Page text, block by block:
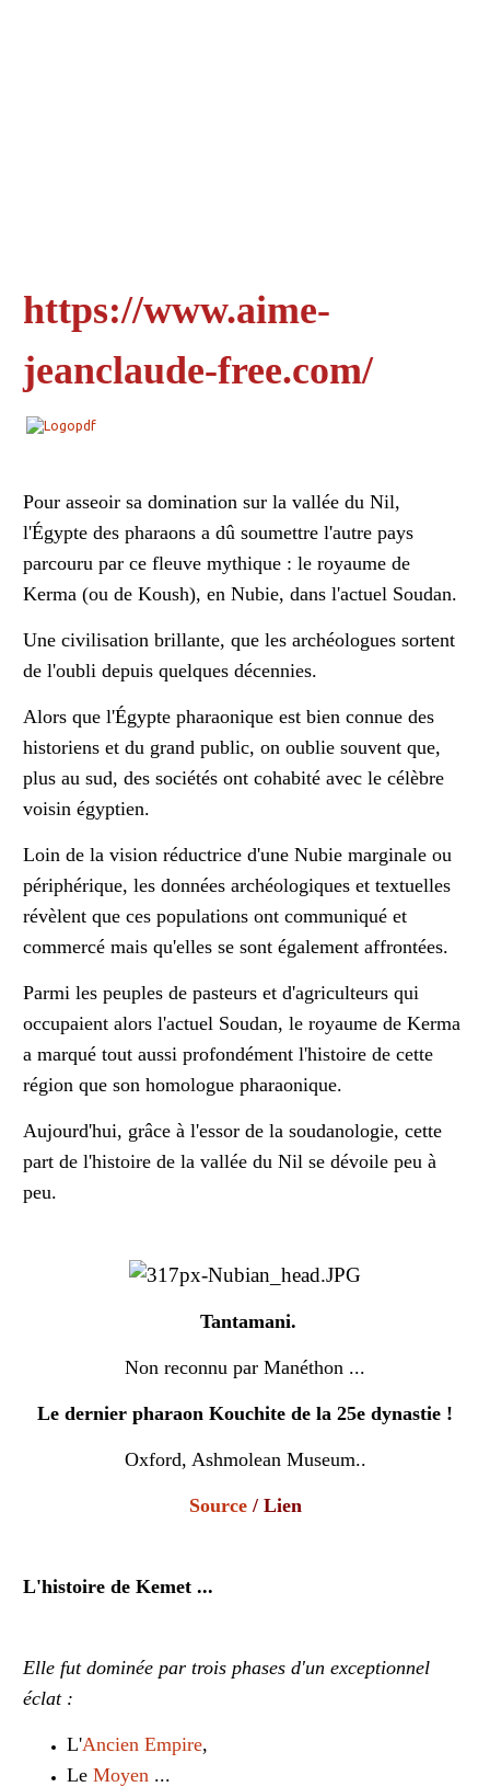
https://www.aime-
jeanclaude-free.com/
Pour asseoir sa domination sur la vallée du Nil,
l'Égypte des pharaons a dû soumettre l'autre pays
parcouru par ce fleuve mythique : le royaume de
Kerma (ou de Koush), en Nubie, dans l'actuel Soudan.
Une civilisation brillante, que les archéologues sortent
de l'oubli depuis quelques décennies.
Alors que l'Égypte pharaonique est bien connue des
historiens et du grand public, on oublie souvent que,
plus au sud, des sociétés ont cohabité avec le célèbre
voisin égyptien.
Loin de la vision réductrice d'une Nubie marginale ou
périphérique, les données archéologiques et textuelles
révèlent que ces populations ont communiqué et
commercé mais qu'elles se sont également affrontées.
Parmi les peuples de pasteurs et d'agriculteurs qui
occupaient alors l'actuel Soudan, le royaume de Kerma
a marqué tout aussi profondément l'histoire de cette
région que son homologue pharaonique.
Aujourd'hui, grâce à l'essor de la soudanologie, cette
part de l'histoire de la vallée du Nil se dévoile peu à
peu.
Tantamani.
Non reconnu par Manéthon ...
Le dernier pharaon Kouchite de la 25e dynastie !
Oxford, Ashmolean Museum..
Source/ Lien
L'histoire de Kemet ...
Elle fut dominée par trois phases d'un exceptionnel
éclat :
L'Ancien Empire,
Le Moyen ...